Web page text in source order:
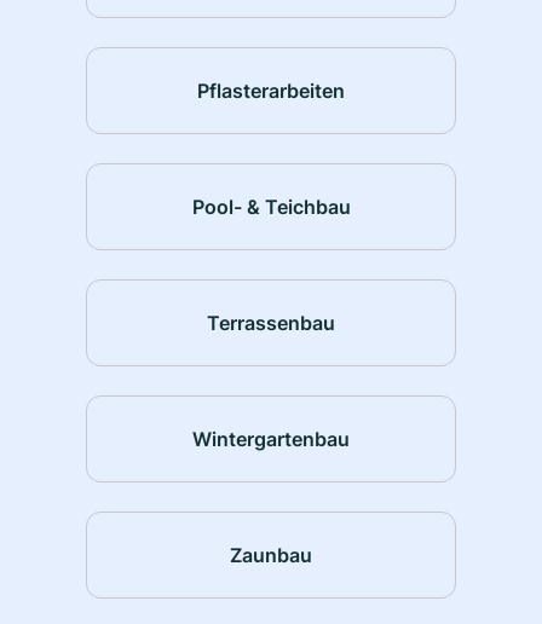
Pflasterarbeiten
Pool- & Teichbau
Terrassenbau
Wintergartenbau
Zaunbau